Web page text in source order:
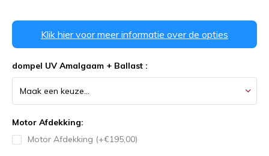
Klik hier voor meer informatie over de opties
dompel UV Amalgaam + Ballast :
Motor Afdekking:
Motor Afdekking (+€195,00)